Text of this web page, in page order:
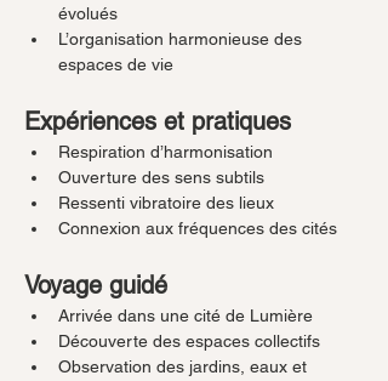
évolués
L’organisation harmonieuse des
espaces de vie
Expériences et pratiques
Respiration d’harmonisation
Ouverture des sens subtils
Ressenti vibratoire des lieux
Connexion aux fréquences des cités
Voyage guidé
Arrivée dans une cité de Lumière
Découverte des espaces collectifs
Observation des jardins, eaux et